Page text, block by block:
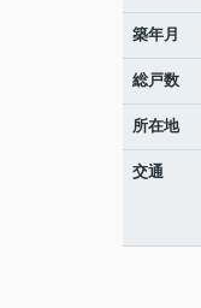
築年月
総戸数
所在地
交通